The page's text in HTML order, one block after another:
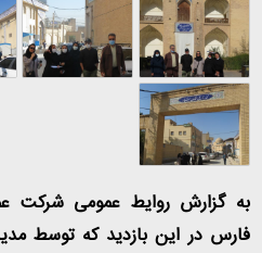
به گزارش روایط عمومی شرکت
فارس در این بازدید که توسط